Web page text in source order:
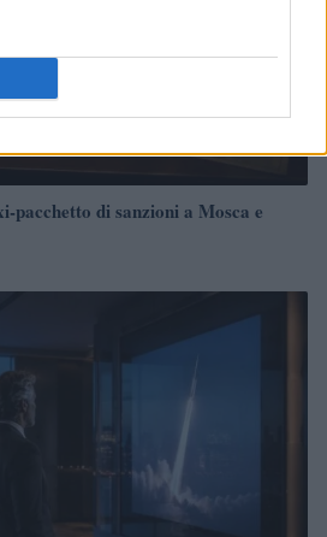
pacchetto di sanzioni a Mosca e